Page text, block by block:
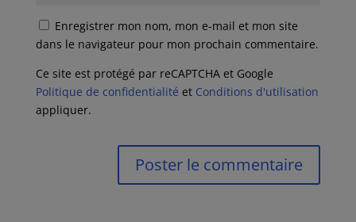
Enregistrer mon nom, mon e-mail et mon site
dans le navigateur pour mon prochain commentaire.
Ce site est protégé par reCAPTCHA et Google
Politique de confidentialité et Conditions d'utilisation
appliquer.